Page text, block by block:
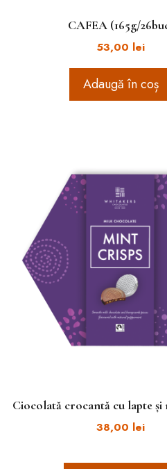
CAFEA (165g/
53,00 lei
Adaugă în coș
Ciocolată crocantă cu lapte și
38,00 lei